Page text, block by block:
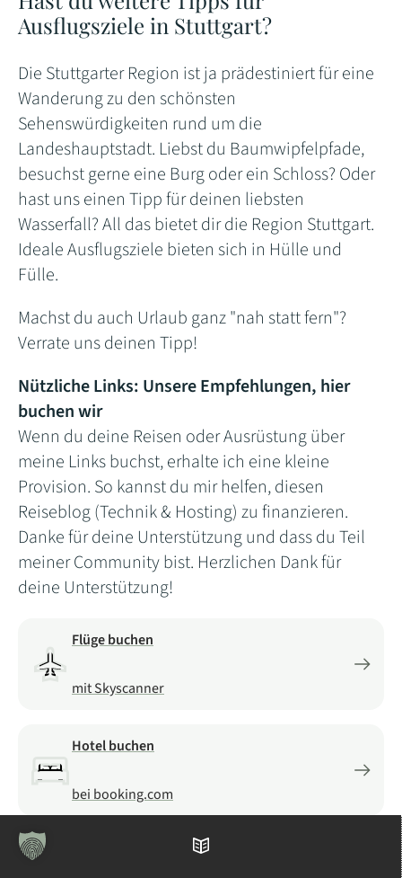
Ausflugsziele in Stuttgart?
Die Stuttgarter Region ist ja prädestiniert für eine
Wanderung zu den schönsten
Sehenswürdigkeiten rund um die
Landeshauptstadt. Liebst du Baumwipfelpfade,
besuchst gerne eine Burg oder ein Schloss? Oder
hast uns einen Tipp für deinen liebsten
Wasserfall? All das bietet dir die Region Stuttgart.
Ideale Ausflugsziele bieten sich in Hülle und
Fülle.
Machst du auch Urlaub ganz "nah statt fern"?
Verrate uns deinen Tipp!
Nützliche Links: Unsere Empfehlungen, hier
buchen wir
Wenn du deine Reisen oder Ausrüstung über
meine Links buchst, erhalte ich eine kleine
Provision. So kannst du mir helfen, diesen
Reiseblog (Technik & Hosting) zu finanzieren.
Danke für deine Unterstützung und dass du Teil
meiner Community bist. Herzlichen Dank für
deine Unterstützung!
Flüge buchen
mit Skyscanner
Hotel buchen
bei booking.com
Inhaltsverzeichnis